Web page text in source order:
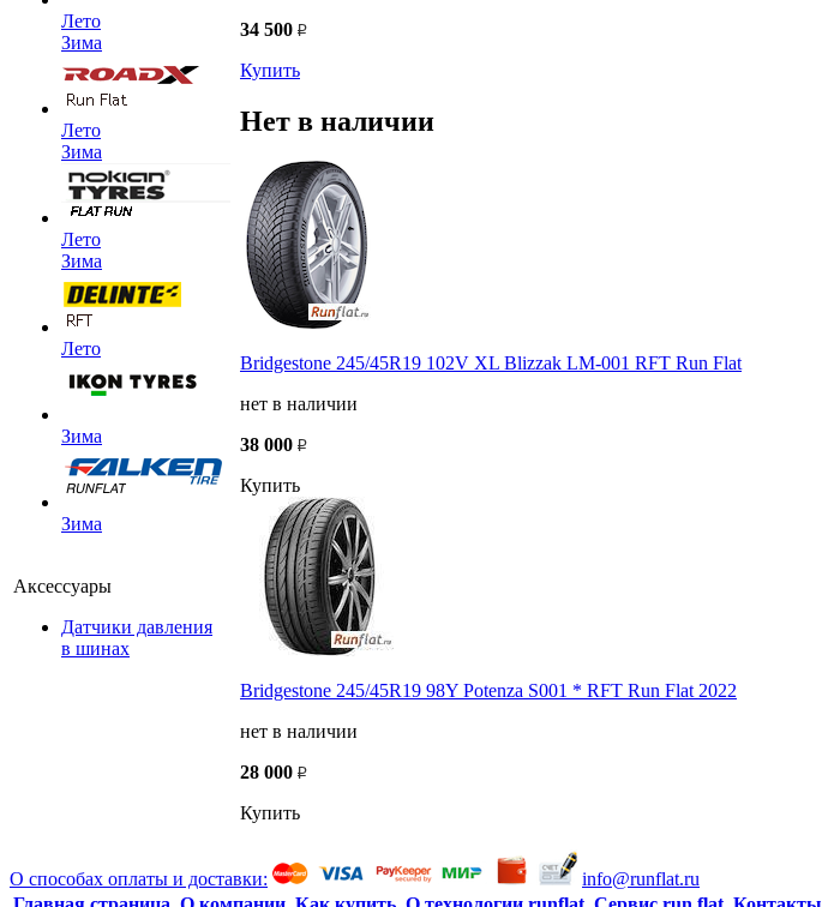
Лето
Зима
Лето
Зима
Лето
Зима
Лето
Зима
Зима
Аксессуары
Датчики давления
в шинах
34 500
Купить
Нет в наличии
Bridgestone 245/45R19 102V XL Blizzak LM-001 RFT Run Flat
нет в наличии
38 000
Купить
Bridgestone 245/45R19 98Y Potenza S001 * RFT Run Flat 2022
нет в наличии
28 000
Купить
О способах оплаты и доставки:
info@runflat.ru